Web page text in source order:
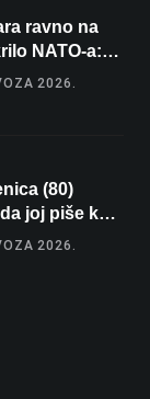
ravno na
NATO-a:
odlazi 82
2026.
(80)
joj piše kći
1000 eura
2026.